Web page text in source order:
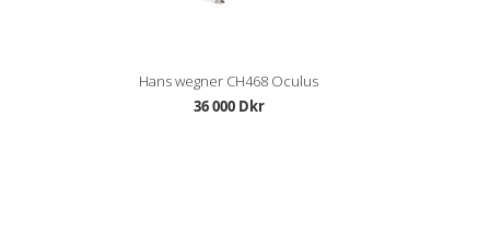
Hans wegner CH468 Oculus
36 000 Dkr